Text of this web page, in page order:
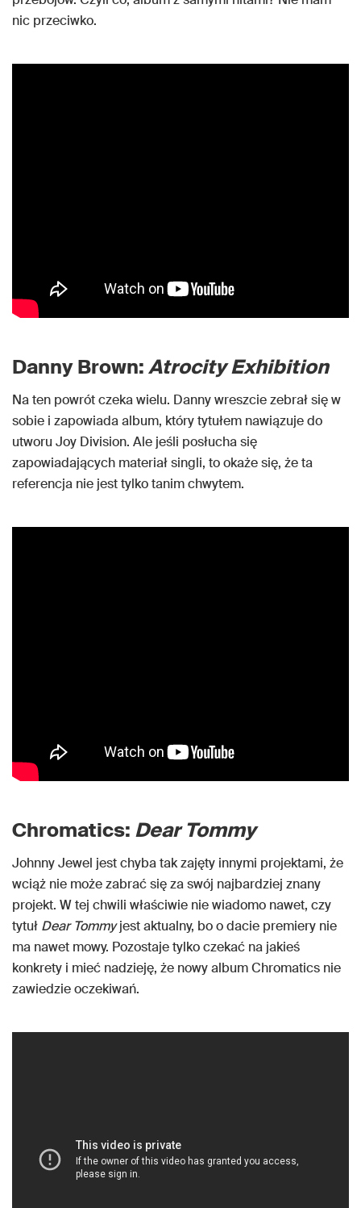
nic przeciwko.
Danny Brown:Atrocity Exhibition
Na ten powrót czeka wielu. Danny wreszcie zebrał się w
sobie i zapowiada album, który tytułem nawiązuje do
utworu Joy Division. Ale jeśli posłucha się
zapowiadających materiał singli, to okaże się, że ta
referencja nie jest tylko tanim chwytem.
Chromatics: Dear Tommy
Johnny Jewel jest chyba tak zajęty innymi projektami, że
wciąż nie może zabrać się za swój najbardziej znany
projekt. W tej chwili właściwie nie wiadomo nawet, czy
tytuł Dear Tommyjest aktualny, bo o dacie premiery nie
ma nawet mowy. Pozostaje tylko czekać na jakieś
konkrety i mieć nadzieję, że nowy album Chromatics nie
zawiedzie oczekiwań.